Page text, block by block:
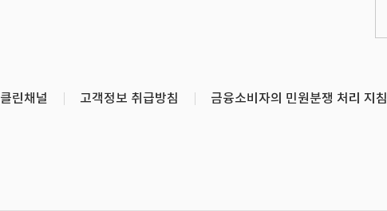
클린채널 고객정보 취급방침 금융소비자의 민원분쟁 처리 지침